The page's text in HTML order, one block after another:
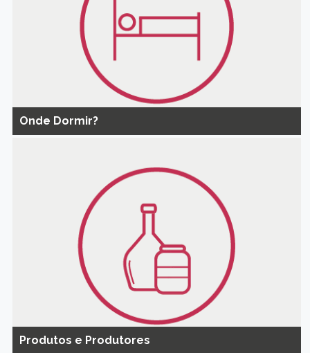
Onde Dormir?
Produtos e Produtores